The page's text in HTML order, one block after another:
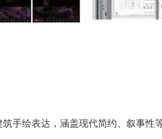
手绘表达，涵盖现代简约、叙事性